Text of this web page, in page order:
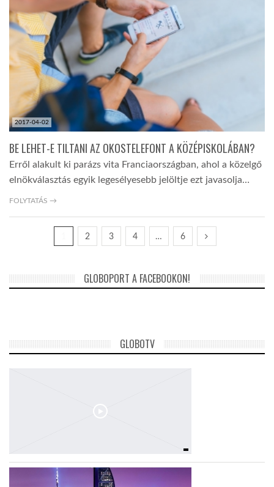
2017-04-02
BE LEHET-E TILTANI AZ OKOSTELEFONT A KÖZÉPISKOLÁBAN?
Erről alakult ki parázs vita Franciaországban, ahol a közelgő
elnökválasztás egyik legesélyesebb jelöltje ezt javasolja…
FOLYTATÁS →
2 3 4 … 6
GLOBOPORT A FACEBOOKON!
GLOBOTV